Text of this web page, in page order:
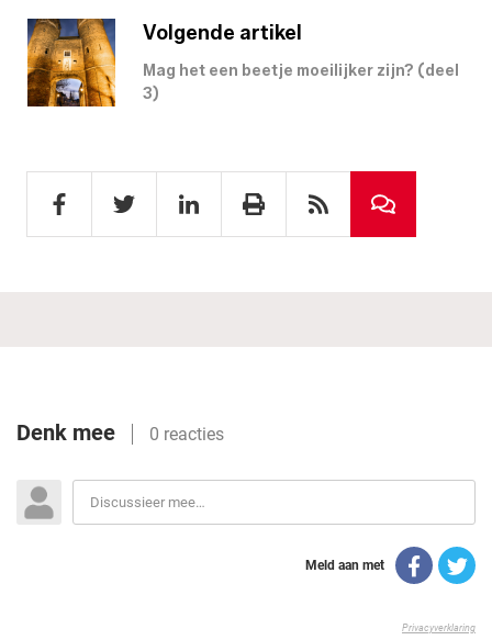
Volgende artikel
Mag het een beetje moeilijker zijn? (deel
3)